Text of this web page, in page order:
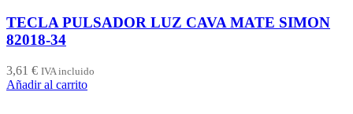
TECLA PULSADOR LUZ CAVA MATE SIMON
82018-34
3,61 € IVA incluido
Añadir al carrito